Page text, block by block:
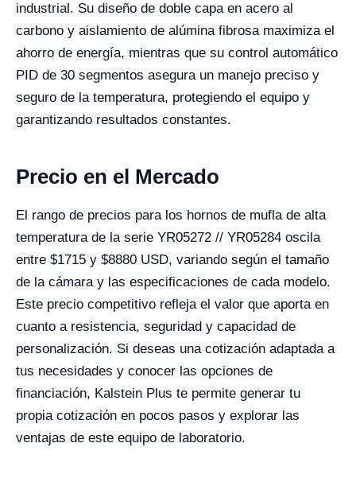
industrial. Su diseño de doble capa en acero al
carbono y aislamiento de alúmina fibrosa maximiza el
ahorro de energía, mientras que su control automático
PID de 30 segmentos asegura un manejo preciso y
seguro de la temperatura, protegiendo el equipo y
garantizando resultados constantes.
Precio en el Mercado
El rango de precios para los hornos de mufla de alta
temperatura de la serie YR05272 // YR05284 oscila
entre $1715 y $8880 USD, variando según el tamaño
de la cámara y las especificaciones de cada modelo.
Este precio competitivo refleja el valor que aporta en
cuanto a resistencia, seguridad y capacidad de
personalización. Si deseas una cotización adaptada a
tus necesidades y conocer las opciones de
financiación, Kalstein Plus te permite generar tu
propia cotización en pocos pasos y explorar las
ventajas de este equipo de laboratorio.